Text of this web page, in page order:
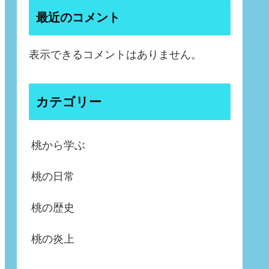
最近のコメント
表示できるコメントはありません。
カテゴリー
桃から学ぶ
桃の日常
桃の歴史
桃の炎上